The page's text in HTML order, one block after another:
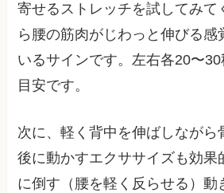
寄せるストレッチを試してみて
ら腰の筋肉がじわっと伸びる感
いるサインです。左右各20〜
目安です。
次に、軽く背中を伸ばしながら
後に動かすエクササイズも効果
に倒す（腰を軽く反らせる）動